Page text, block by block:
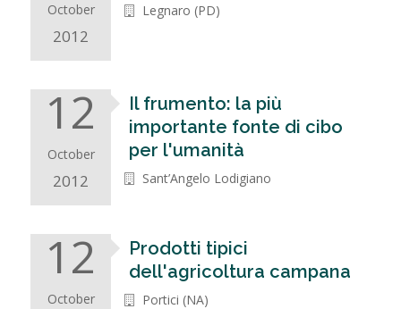
October
2012
Legnaro (PD)
12
October
2012
Il frumento: la più
importante fonte di cibo
per l'umanità
Sant’Angelo Lodigiano
12
October
Prodotti tipici
dell'agricoltura campana
Portici (NA)